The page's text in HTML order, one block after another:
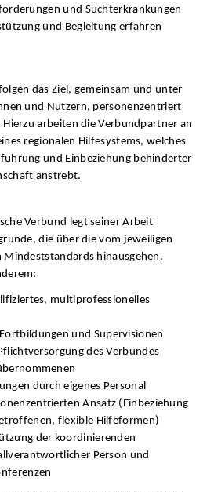
und Suchterkrankungen
und Begleitung erfahren
das Ziel, gemeinsam und unter
und Nutzern, personenzentriert
Hierzu arbeiten die Verbundpartner an
regionalen Hilfesystems, welches
und Einbeziehung behinderter
anstrebt.
Verbund legt seiner Arbeit
die über die vom jeweiligen
hinausgehen.
multiprofessionelles
und Supervisionen
des Verbundes
durch eigenes Personal
Ansatz (Einbeziehung
flexible Hilfeformen)
der koordinierenden
Person und